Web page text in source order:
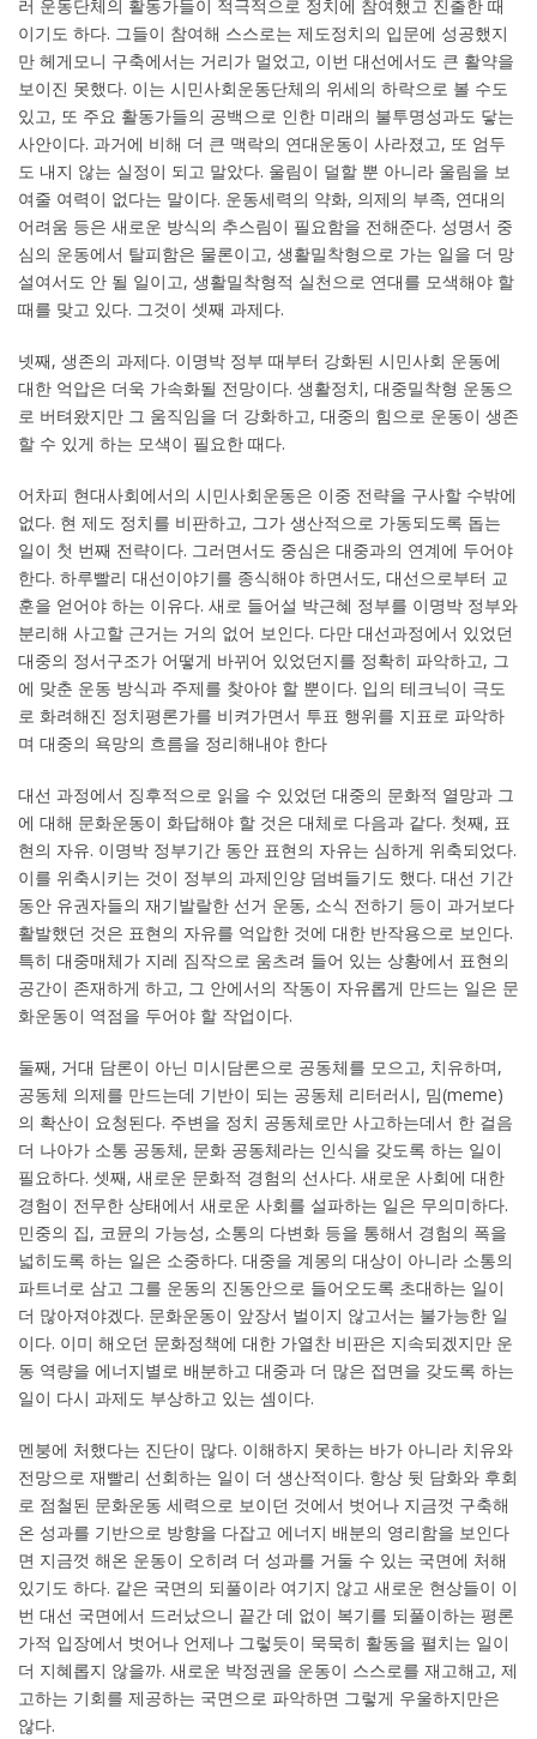
러 운동단체의 활동가들이 적극적으로 정치에 참여했고 진출한 때
이기도 하다. 그들이 참여해 스스로는 제도정치의 입문에 성공했지
만 헤게모니 구축에서는 거리가 멀었고, 이번 대선에서도 큰 활약을
보이진 못했다. 이는 시민사회운동단체의 위세의 하락으로 볼 수도
있고, 또 주요 활동가들의 공백으로 인한 미래의 불투명성과도 닿는
사안이다. 과거에 비해 더 큰 맥락의 연대운동이 사라졌고, 또 엄두
도 내지 않는 실정이 되고 말았다. 울림이 덜할 뿐 아니라 울림을 보
여줄 여력이 없다는 말이다. 운동세력의 약화, 의제의 부족, 연대의
어려움 등은 새로운 방식의 추스림이 필요함을 전해준다. 성명서 중
심의 운동에서 탈피함은 물론이고, 생활밀착형으로 가는 일을 더 망
설여서도 안 될 일이고, 생활밀착형적 실천으로 연대를 모색해야 할
때를 맞고 있다. 그것이 셋째 과제다.
넷째, 생존의 과제다. 이명박 정부 때부터 강화된 시민사회 운동에
대한 억압은 더욱 가속화될 전망이다. 생활정치, 대중밀착형 운동으
로 버텨왔지만 그 움직임을 더 강화하고, 대중의 힘으로 운동이 생존
할 수 있게 하는 모색이 필요한 때다.
어차피 현대사회에서의 시민사회운동은 이중 전략을 구사할 수밖에
없다. 현 제도 정치를 비판하고, 그가 생산적으로 가동되도록 돕는
일이 첫 번째 전략이다. 그러면서도 중심은 대중과의 연계에 두어야
한다. 하루빨리 대선이야기를 종식해야 하면서도, 대선으로부터 교
훈을 얻어야 하는 이유다. 새로 들어설 박근혜 정부를 이명박 정부와
분리해 사고할 근거는 거의 없어 보인다. 다만 대선과정에서 있었던
대중의 정서구조가 어떻게 바뀌어 있었던지를 정확히 파악하고, 그
에 맞춘 운동 방식과 주제를 찾아야 할 뿐이다. 입의 테크닉이 극도
로 화려해진 정치평론가를 비켜가면서 투표 행위를 지표로 파악하
며 대중의 욕망의 흐름을 정리해내야 한다
대선 과정에서 징후적으로 읽을 수 있었던 대중의 문화적 열망과 그
에 대해 문화운동이 화답해야 할 것은 대체로 다음과 같다. 첫째, 표
현의 자유. 이명박 정부기간 동안 표현의 자유는 심하게 위축되었다.
이를 위축시키는 것이 정부의 과제인양 덤벼들기도 했다. 대선 기간
동안 유권자들의 재기발랄한 선거 운동, 소식 전하기 등이 과거보다
활발했던 것은 표현의 자유를 억압한 것에 대한 반작용으로 보인다.
특히 대중매체가 지레 짐작으로 움츠려 들어 있는 상황에서 표현의
공간이 존재하게 하고, 그 안에서의 작동이 자유롭게 만드는 일은 문
화운동이 역점을 두어야 할 작업이다.
둘째, 거대 담론이 아닌 미시담론으로 공동체를 모으고, 치유하며,
공동체 의제를 만드는데 기반이 되는 공동체 리터러시, 밈(meme)
의 확산이 요청된다. 주변을 정치 공동체로만 사고하는데서 한 걸음
더 나아가 소통 공동체, 문화 공동체라는 인식을 갖도록 하는 일이
필요하다. 셋째, 새로운 문화적 경험의 선사다. 새로운 사회에 대한
경험이 전무한 상태에서 새로운 사회를 설파하는 일은 무의미하다.
민중의 집, 코뮨의 가능성, 소통의 다변화 등을 통해서 경험의 폭을
넓히도록 하는 일은 소중하다. 대중을 계몽의 대상이 아니라 소통의
파트너로 삼고 그를 운동의 진동안으로 들어오도록 초대하는 일이
더 많아져야겠다. 문화운동이 앞장서 벌이지 않고서는 불가능한 일
이다. 이미 해오던 문화정책에 대한 가열찬 비판은 지속되겠지만 운
동 역량을 에너지별로 배분하고 대중과 더 많은 접면을 갖도록 하는
일이 다시 과제도 부상하고 있는 셈이다.
멘붕에 처했다는 진단이 많다. 이해하지 못하는 바가 아니라 치유와
전망으로 재빨리 선회하는 일이 더 생산적이다. 항상 뒷 담화와 후회
로 점철된 문화운동 세력으로 보이던 것에서 벗어나 지금껏 구축해
온 성과를 기반으로 방향을 다잡고 에너지 배분의 영리함을 보인다
면 지금껏 해온 운동이 오히려 더 성과를 거둘 수 있는 국면에 처해
있기도 하다. 같은 국면의 되풀이라 여기지 않고 새로운 현상들이 이
번 대선 국면에서 드러났으니 끝간 데 없이 복기를 되풀이하는 평론
가적 입장에서 벗어나 언제나 그렇듯이 묵묵히 활동을 펼치는 일이
더 지혜롭지 않을까. 새로운 박정권을 운동이 스스로를 재고해고, 제
고하는 기회를 제공하는 국면으로 파악하면 그렇게 우울하지만은
않다.